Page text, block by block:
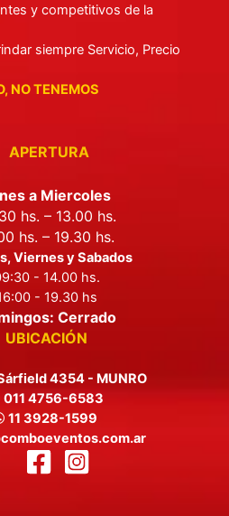
y competitivos de la
siempre Servicio, Precio
NO TENEMOS
a Miercoles
hs. – 13.00 hs.
hs. – 19.30 hs.
Viernes y Sabados
- 14.00 hs.
- 19.30 hs
Cerrado
UBICACIÓN
4354 - MUNRO
011 4756-6583
11 3928-1599